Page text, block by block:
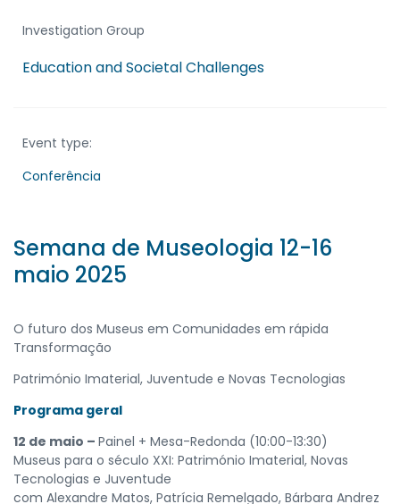
Investigation Group
Education and Societal Challenges
Event type:
Conferência
Semana de Museologia 12-16
maio 2025
O futuro dos Museus em Comunidades em rápida
Transformação
Património Imaterial, Juventude e Novas Tecnologias
Programa geral
12 de maio – Painel + Mesa-Redonda (10:00-13:30)
Museus para o século XXI: Património Imaterial, Novas
Tecnologias e Juventude
com Alexandre Matos, Patrícia Remelgado, Bárbara Andrez